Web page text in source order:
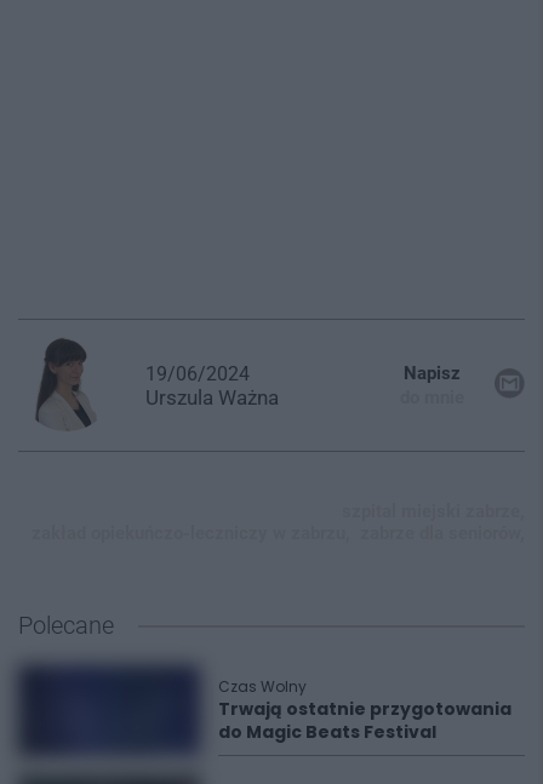
19/06/2024
Urszula Ważna
Napisz
Polecane
Czas Wolny
Trwają ostatnie przygotowania
do Magic Beats Festival